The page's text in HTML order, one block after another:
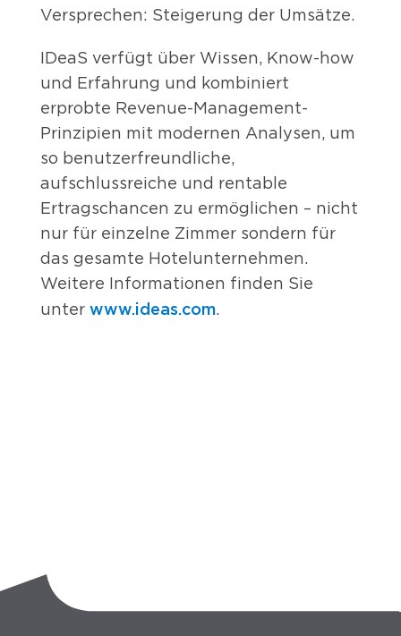
Versprechen: Steigerung der Umsätze.
IDeaS verfügt über Wissen, Know-how
und Erfahrung und kombiniert
erprobte Revenue-Management-
Prinzipien mit modernen Analysen, um
so benutzerfreundliche,
aufschlussreiche und rentable
Ertragschancen zu ermöglichen – nicht
nur für einzelne Zimmer sondern für
das gesamte Hotelunternehmen.
Weitere Informationen finden Sie
unter www.ideas.com.